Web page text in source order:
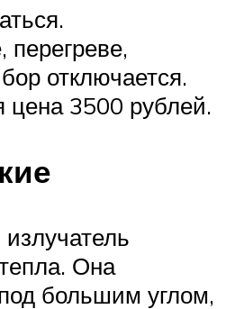
перегреве,
отключается.
3500 рублей.
Она
большим углом,